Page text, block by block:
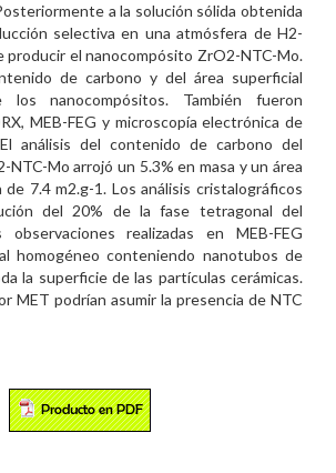
a la solución sólida obtenida
selectiva en una atmósfera de H2-
producir el nanocompósito ZrO2-NTC-Mo.
de carbono y del área superficial
nanocompósitos. También fueron
MEB-FEG y microscopía electrónica de
análisis del contenido de carbono del
Mo arrojó un 5.3% en masa y un área
7.4 m2.g-1. Los análisis cristalográficos
del 20% de la fase tetragonal del
observaciones realizadas en MEB-FEG
homogéneo conteniendo nanotubos de
la superficie de las partículas cerámicas.
MET podrían asumir la presencia de NTC